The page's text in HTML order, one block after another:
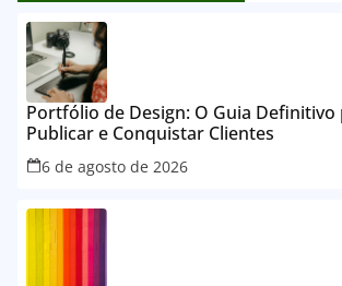
Portfólio de Design: O Guia
Publicar e Conquistar Clientes
6 de agosto de 2026